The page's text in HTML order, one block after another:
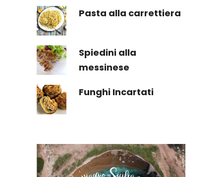
Pasta alla carrettiera
Spiedini alla
messinese
Funghi Incartati